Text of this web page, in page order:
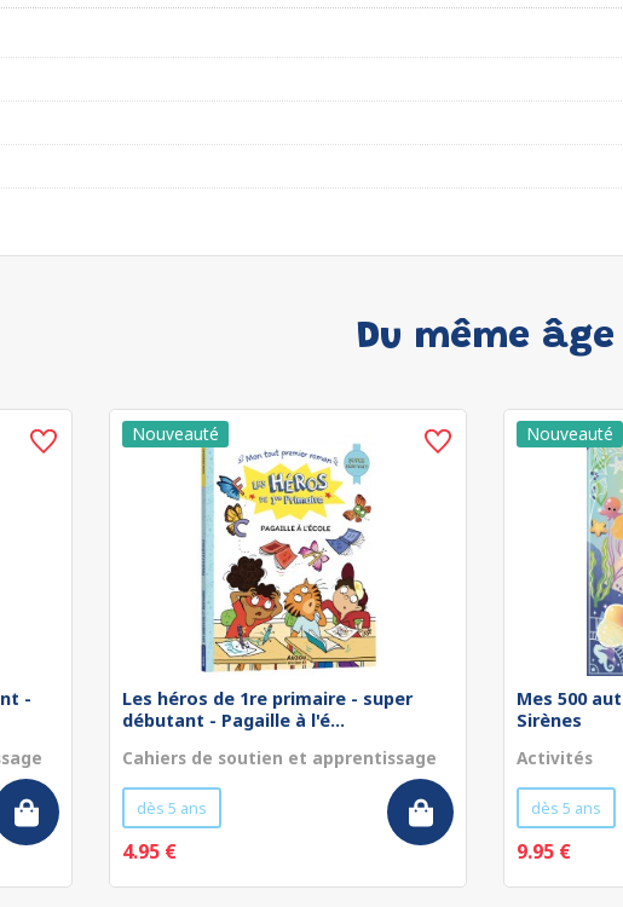
Du même âge
-
Les héros de 1re primaire - super
débutant - Pagaille à l'é...
Cahiers de soutien et apprentissage
dès 5 ans
4.95 €
Mes 500
Sirènes
Activités
dès 5 ans
9.95 €